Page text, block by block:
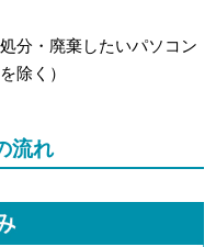
分・廃棄したいパソコン
除く）
流れ